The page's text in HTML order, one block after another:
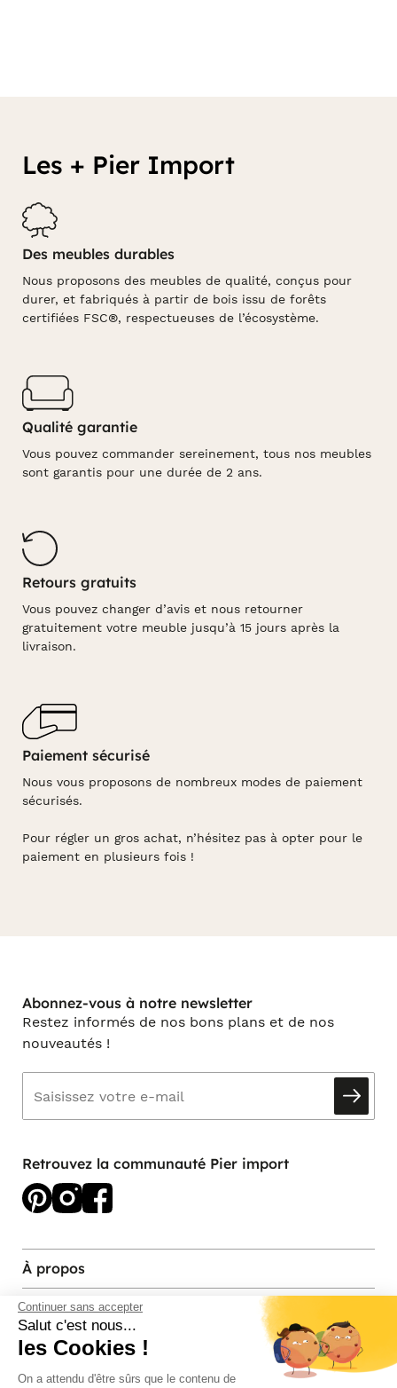
Continuer sans accepter
Salut c'est nous...
les Cookies !
On a attendu d'être sûrs que le contenu de
Les + Pier Import
Des meubles durables
Nous proposons des meubles de qualité, conçus pour
durer, et fabriqués à partir de bois issu de forêts
certifiées FSC®, respectueuses de l’écosystème.
Qualité garantie
Vous pouvez commander sereinement, tous nos meubles
sont garantis pour une durée de 2 ans.
Retours gratuits
Vous pouvez changer d’avis et nous retourner
gratuitement votre meuble jusqu’à 15 jours après la
livraison.
Paiement sécurisé
Nous vous proposons de nombreux modes de paiement
sécurisés.
Pour régler un gros achat, n’hésitez pas à opter pour le
paiement en plusieurs fois !
Abonnez-vous à notre newsletter
Restez informés de nos bons plans et de nos
nouveautés !
Retrouvez la communauté Pier import
À propos
Services et contact
Magasins et Showrooms